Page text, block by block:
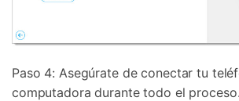
Paso 4: Asegúrate de conectar tu
computadora durante todo el